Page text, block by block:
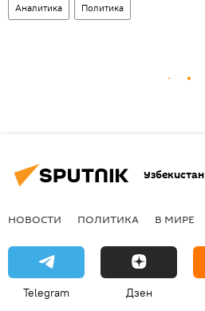
Аналитика Политика
Узбекистан
НОВОСТИ ПОЛИТИКА В МИРЕ
Telegram Дзен